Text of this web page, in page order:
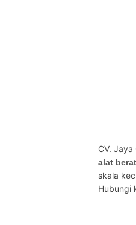
CV.
alat berat
skala
Hubungi